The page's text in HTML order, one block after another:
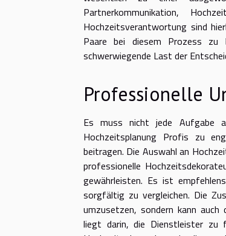
Partnerkommunikation,
Hochzeitsverantwortung sind
Paare bei diesem Prozess
schwerwiegende Last der
Professionelle
Es muss nicht jede Aufgabe
Hochzeitsplanung Profis zu
beitragen. Die Auswahl an
professionelle
gewährleisten. Es ist
sorgfältig zu vergleichen. Die
umzusetzen, sondern kann auch
liegt darin, die Dienstleister zu